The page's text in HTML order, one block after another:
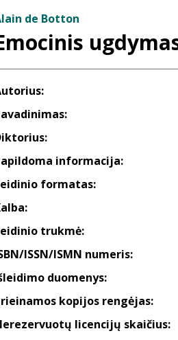
de Botton
informacija:
formatas:
trukmė:
ISSN/ISMN numeris:
duomenys:
kopijos rengėjas:
licencijų skaičius: